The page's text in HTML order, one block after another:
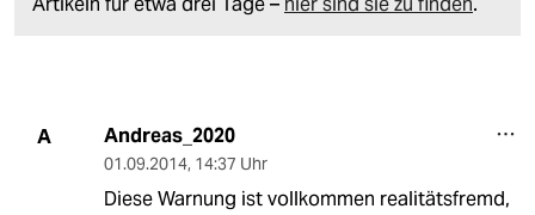
A Andreas_2020
01.09.2014, 14:37 Uhr
Diese Warnung ist vollkommen realitätsfremd,